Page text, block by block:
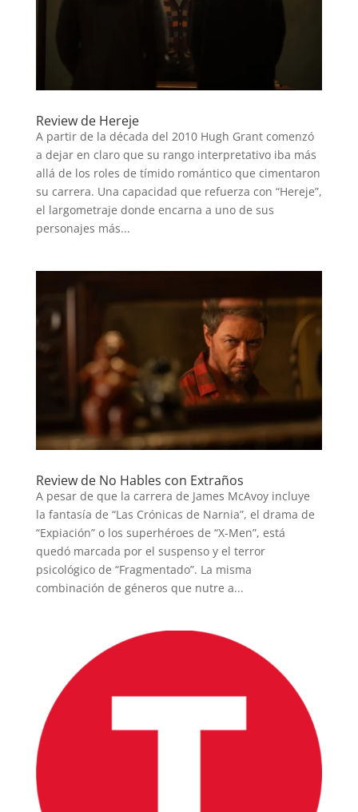
INICIO
PELICULAS
TECNOVITOS
Review de Hereje
A partir de la década del 2010 Hugh Grant comenzó
a dejar en claro que su rango interpretativo iba más
allá de los roles de tímido romántico que cimentaron
su carrera. Una capacidad que refuerza con “Hereje”,
el largometraje donde encarna a uno de sus
personajes más...
Review de No Hables con Extraños
A pesar de que la carrera de James McAvoy incluye
la fantasía de “Las Crónicas de Narnia”, el drama de
“Expiación” o los superhéroes de “X-Men”, está
quedó marcada por el suspenso y el terror
psicológico de “Fragmentado”. La misma
combinación de géneros que nutre a...